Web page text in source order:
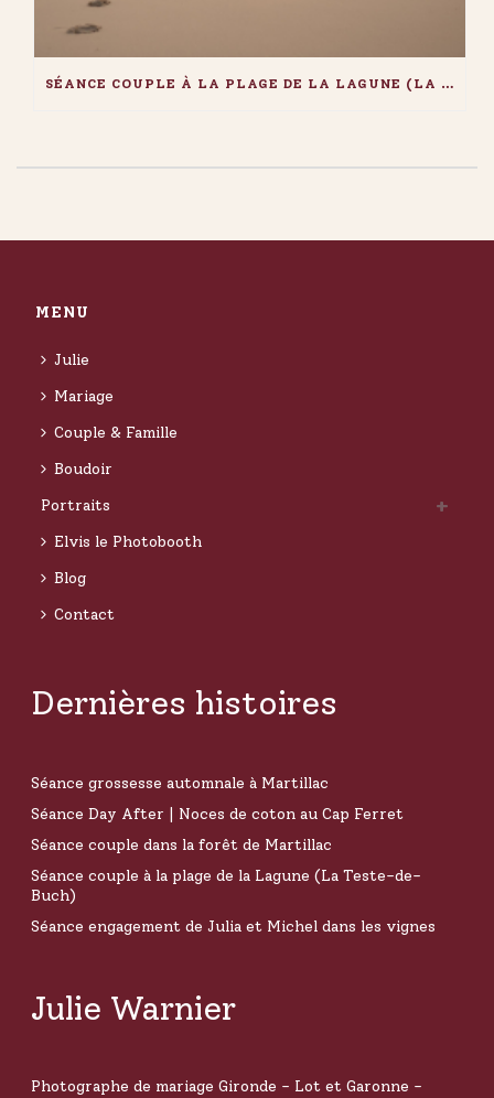
SÉANCE COUPLE À LA PLAGE DE LA LAGUNE (LA TESTE-DE-BUCH)
MENU
Julie
Mariage
Couple & Famille
Boudoir
Portraits
Elvis le Photobooth
Blog
Contact
Dernières histoires
Séance grossesse automnale à Martillac
Séance Day After | Noces de coton au Cap Ferret
Séance couple dans la forêt de Martillac
Séance couple à la plage de la Lagune (La Teste-de-
Buch)
Séance engagement de Julia et Michel dans les vignes
Julie Warnier
Photographe de mariage Gironde - Lot et Garonne -